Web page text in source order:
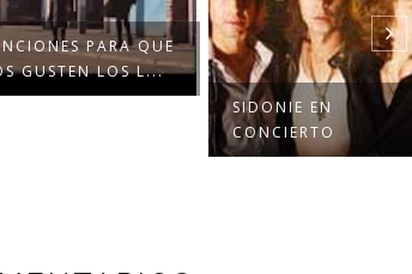
PARA QUE
LOS L...
SIDONIE EN
CONCIERTO